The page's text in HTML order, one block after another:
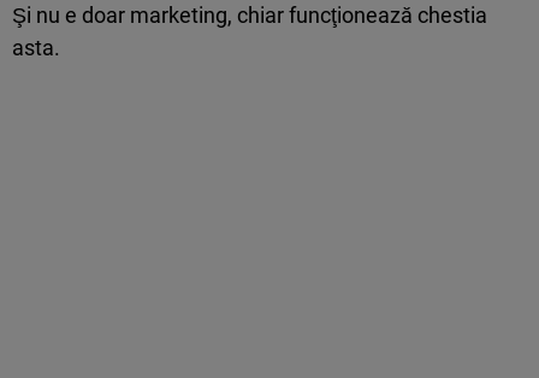
Şi nu e doar marketing, chiar funcţionează chestia
asta.